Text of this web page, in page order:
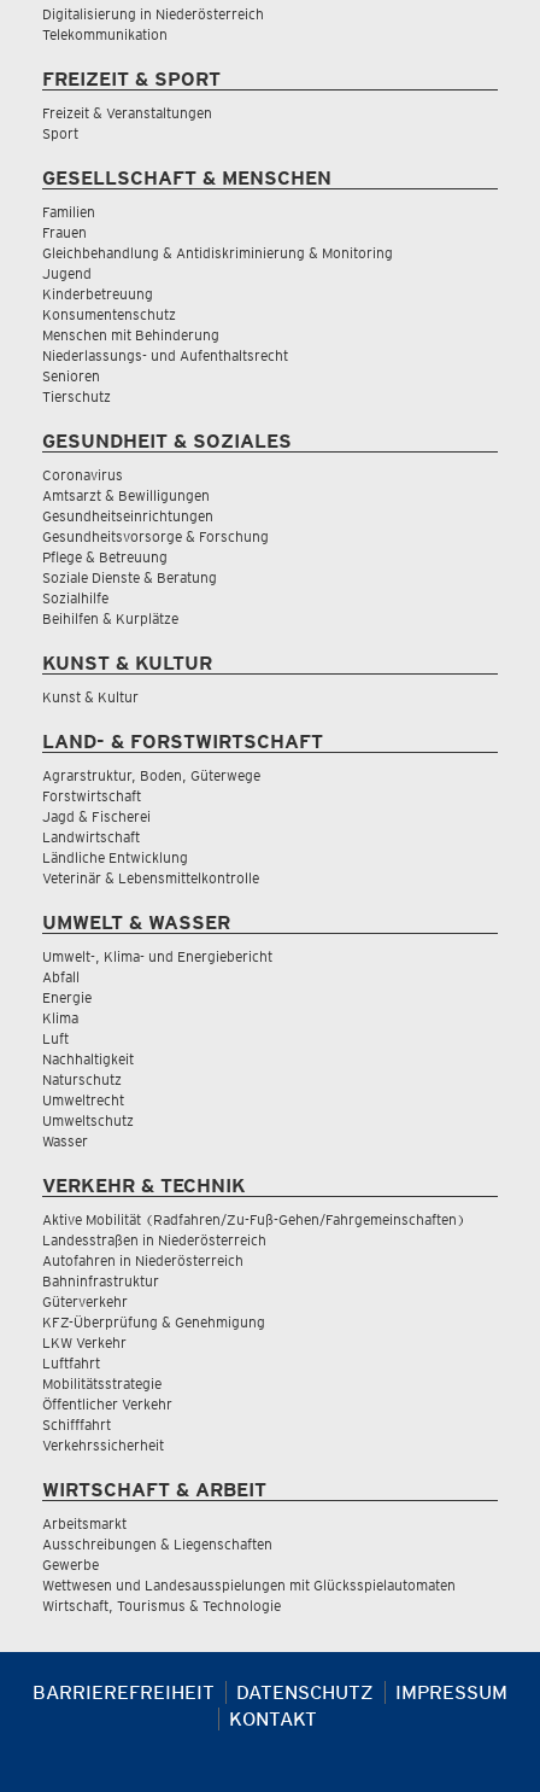
Digitalisierung in Niederösterreich
Telekommunikation
FREIZEIT & SPORT
Freizeit & Veranstaltungen
Sport
GESELLSCHAFT & MENSCHEN
Familien
Frauen
Gleichbehandlung & Antidiskriminierung & Monitoring
Jugend
Kinderbetreuung
Konsumentenschutz
Menschen mit Behinderung
Niederlassungs- und Aufenthaltsrecht
Senioren
Tierschutz
GESUNDHEIT & SOZIALES
Coronavirus
Amtsarzt & Bewilligungen
Gesundheitseinrichtungen
Gesundheitsvorsorge & Forschung
Pflege & Betreuung
Soziale Dienste & Beratung
Sozialhilfe
Beihilfen & Kurplätze
KUNST & KULTUR
Kunst & Kultur
LAND- & FORSTWIRTSCHAFT
Agrarstruktur, Boden, Güterwege
Forstwirtschaft
Jagd & Fischerei
Landwirtschaft
Ländliche Entwicklung
Veterinär & Lebensmittelkontrolle
UMWELT & WASSER
Umwelt-, Klima- und Energiebericht
Abfall
Energie
Klima
Luft
Nachhaltigkeit
Naturschutz
Umweltrecht
Umweltschutz
Wasser
VERKEHR & TECHNIK
Aktive Mobilität (Radfahren/Zu-Fuß-Gehen/Fahrgemeinschaften)
Landesstraßen in Niederösterreich
Autofahren in Niederösterreich
Bahninfrastruktur
Güterverkehr
KFZ-Überprüfung & Genehmigung
LKW Verkehr
Luftfahrt
Mobilitätsstrategie
Öffentlicher Verkehr
Schifffahrt
Verkehrssicherheit
WIRTSCHAFT & ARBEIT
Arbeitsmarkt
Ausschreibungen & Liegenschaften
Gewerbe
Wettwesen und Landesausspielungen mit Glücksspielautomaten
Wirtschaft, Tourismus & Technologie
BARRIEREFREIHEIT DATENSCHUTZ
IMPRESSUM
KONTAKT